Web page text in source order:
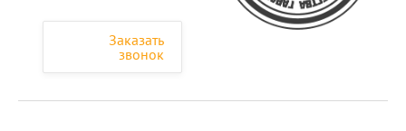
Заказать
звонок